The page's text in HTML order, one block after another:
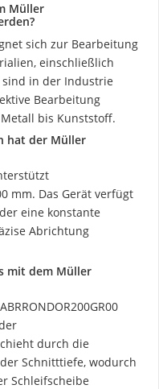
Müller
sich zur Bearbeitung
einschließlich
sind in der Industrie
Bearbeitung
bis Kunststoff.
hat der Müller
mm. Das Gerät verfügt
eine konstante
Abrichtung
mit dem Müller
durch die
Schnitttiefe, wodurch
Schleifscheibe